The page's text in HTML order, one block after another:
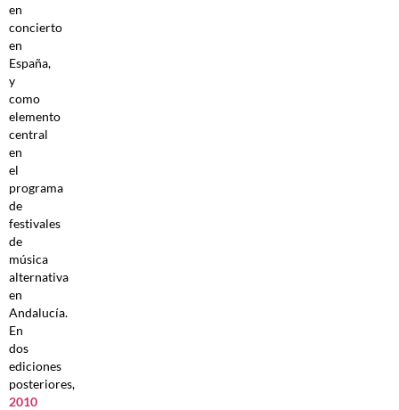
en
concierto
en
España,
y
como
elemento
central
en
el
programa
de
festivales
de
música
alternativa
en
Andalucía.
En
dos
ediciones
posteriores,
2010